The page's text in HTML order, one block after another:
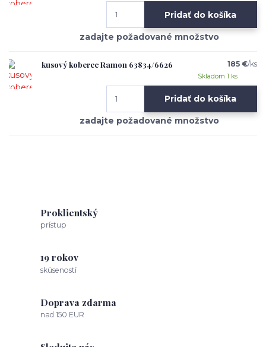
Pridať do košíka
kusový koberec Ramon 63834/6626 185 €/ks
Skladom 1 ks
Pridať do košíka
Proklientský
prístup
19 rokov
skúseností
Doprava zdarma
nad 150 EUR